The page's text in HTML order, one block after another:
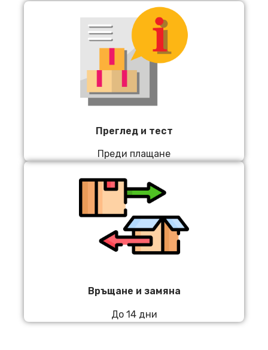
Преглед и тест
Преди плащане
Връщане и замяна
До 14 дни